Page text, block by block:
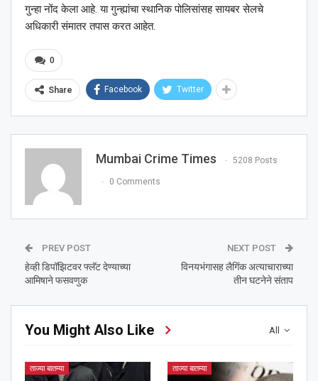
गुन्हा नोंद केला आहे. या गुन्ह्यांचा स्थानिक पोलिसांसह सायबर सेलचे
अधिकारी संमातर तपास करत आहेत.
0
Share Facebook Twitter
Mumbai Crime Times 5208 Posts
0 Comments
PREV POST
हेव्ही डिपॉझिटवर फ्लॅट देण्याच्या
आमिषाने फसवणुक
NEXT POST
विनयभंगासह लैगिंक अत्याचाराच्या
तीन घटनेने संताप
All
You Might Also Like
ताज्या बातम्या ताज्या बातम्या